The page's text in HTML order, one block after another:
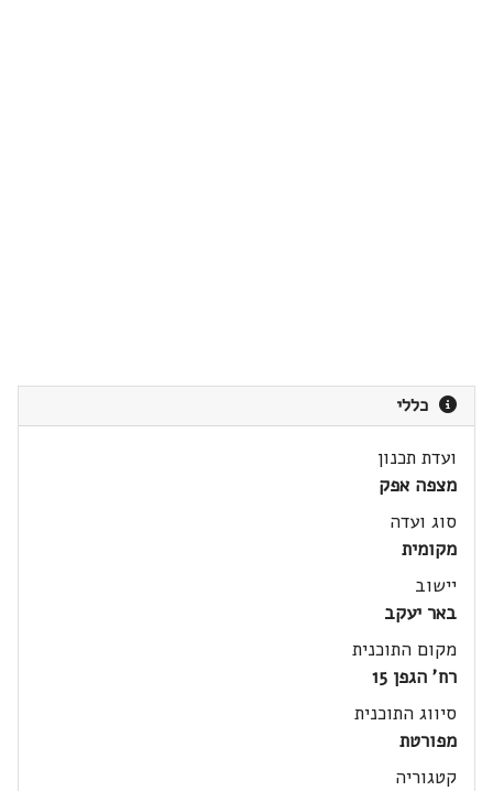
כללי
ועדת תכנון
מצפה אפק
סוג ועדה
מקומית
יישוב
באר יעקב
מקום התוכנית
רח' הגפן 15
סיווג התוכנית
מפורטת
קטגוריה